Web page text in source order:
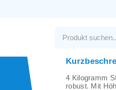
4 Kilogramm
robust. Mit